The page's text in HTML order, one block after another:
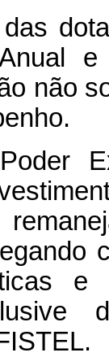
e
não
e